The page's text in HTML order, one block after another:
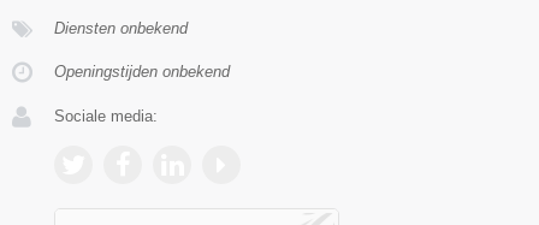
Diensten onbekend
Openingstijden onbekend
Sociale media: